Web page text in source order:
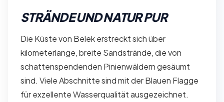
STRÄNDE UND NATUR PUR
Die Küste von Belek erstreckt sich über
kilometerlange, breite Sandstrände, die von
schattenspendenden Pinienwäldern gesäumt
sind. Viele Abschnitte sind mit der Blauen Flagge
für exzellente Wasserqualität ausgezeichnet.